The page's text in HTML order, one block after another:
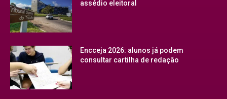
assédio eleitoral
Encceja 2026: alunos já podem
consultar cartilha de redação